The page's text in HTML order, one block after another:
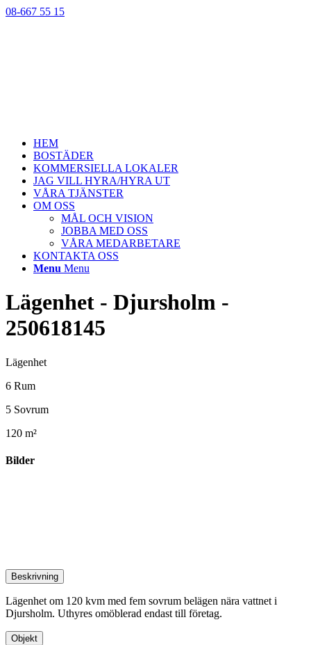
08-667 55 15
HEM
BOSTÄDER
KOMMERSIELLA LOKALER
JAG VILL HYRA/HYRA UT
VÅRA TJÄNSTER
OM OSS
MÅL OCH VISION
JOBBA MED OSS
VÅRA MEDARBETARE
KONTAKTA OSS
Menu Menu
Lägenhet - Djursholm -
250618145
Lägenhet
6 Rum
5 Sovrum
120 m²
Bilder
Beskrivning
Lägenhet om 120 kvm med fem sovrum belägen nära vattnet i
Djursholm. Uthyres omöblerad endast till företag.
Objekt